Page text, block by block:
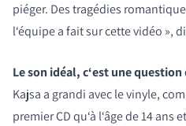
piéger. Des tragédies
l‘équipe a fait sur cette vidéo »,
Le son idéal, c‘est une
Kajsa a grandi avec le vinyle,
premier CD qu‘à l‘âge de 14 ans